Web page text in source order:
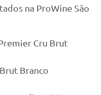
na ProWine São
Cru Brut
Branco